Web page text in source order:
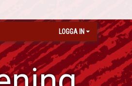
LOGGA IN